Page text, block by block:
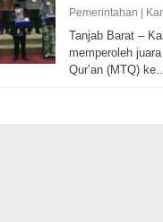
Pemerintahan |
Tanjab Barat –
memperoleh
Qur’an (MTQ)